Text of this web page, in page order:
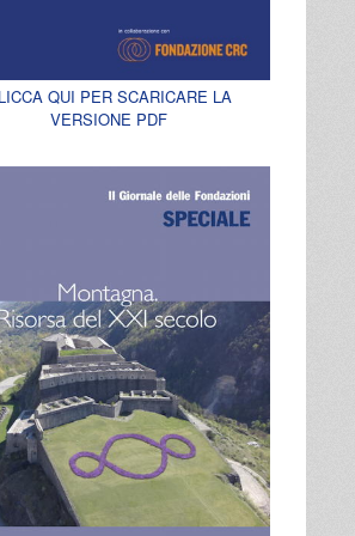
QUI PER SCARICARE LA
VERSIONE PDF